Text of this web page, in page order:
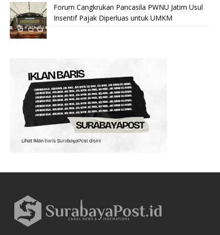
Forum Cangkrukan Pancasila PWNU Jatim Usul
Insentif Pajak Diperluas untuk UMKM